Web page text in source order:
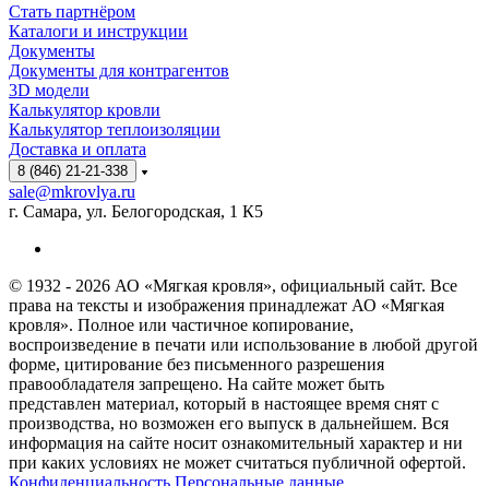
Стать партнёром
Каталоги и инструкции
Документы
Документы для контрагентов
3D модели
Калькулятор кровли
Калькулятор теплоизоляции
Доставка и оплата
8 (846) 21-21-338
sale@mkrovlya.ru
г. Самара, ул. Белогородская, 1 К5
© 1932 - 2026 АО «Мягкая кровля», официальный сайт. Все
права на тексты и изображения принадлежат АО «Мягкая
кровля». Полное или частичное копирование,
воспроизведение в печати или использование в любой другой
форме, цитирование без письменного разрешения
правообладателя запрещено. На сайте может быть
представлен материал, который в настоящее время снят с
производства, но возможен его выпуск в дальнейшем. Вся
информация на сайте носит ознакомительный характер и ни
при каких условиях не может считаться публичной офертой.
Конфиденциальность Персональные данные